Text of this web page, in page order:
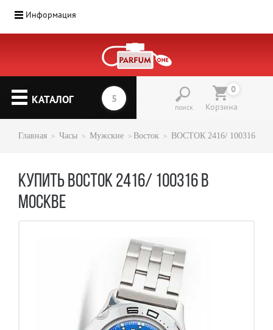
Информация
КАТАЛОГ
поиск
0
Корзина
Главная Часы Мужские Восток ВОСТОК 2416/ 100316
КУПИТЬ ВОСТОК 2416/ 100316 В
МОСКВЕ